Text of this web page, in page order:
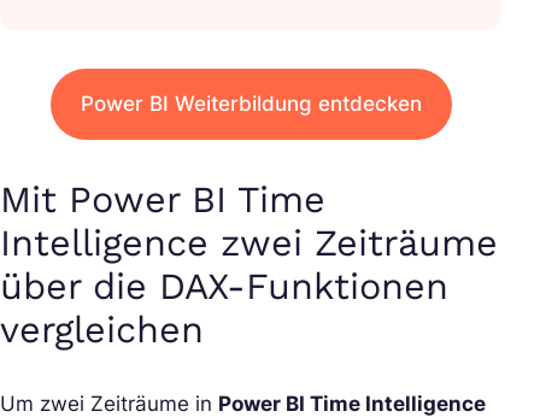
Power BI Weiterbildung entdecken
Mit Power BI Time
Intelligence zwei Zeiträume
über die DAX-Funktionen
vergleichen
Um zwei Zeiträume in Power BI Time Intelligence